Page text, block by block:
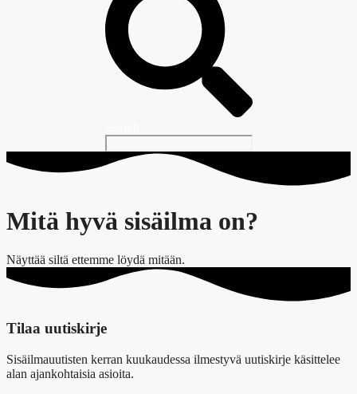
Mitä hyvä sisäilma on?
Näyttää siltä ettemme löydä mitään.
Tilaa uutiskirje
Sisäilmauutisten kerran kuukaudessa ilmestyvä uutiskirje käsittelee
alan ajankohtaisia asioita.